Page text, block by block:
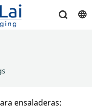
ensaladeras: